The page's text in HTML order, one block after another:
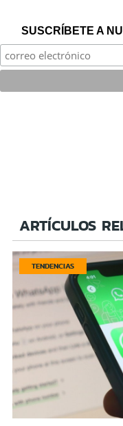
SUSCRÍBETE A
ARTÍCULOS
TENDENCIAS